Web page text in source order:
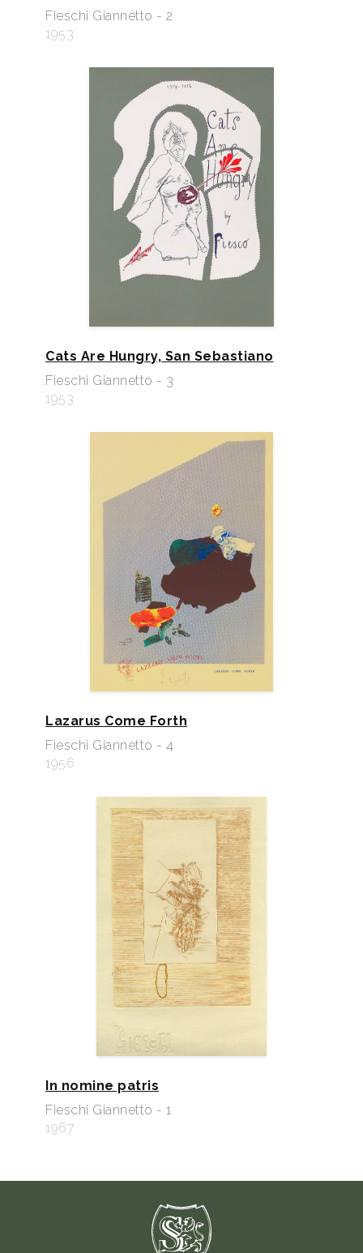
Fieschi Giannetto - 2
1953
Cats Are Hungry, San Sebastiano
Fieschi Giannetto - 3
1953
Lazarus Come Forth
Fieschi Giannetto - 4
1956
In nomine patris
Fieschi Giannetto - 1
1967